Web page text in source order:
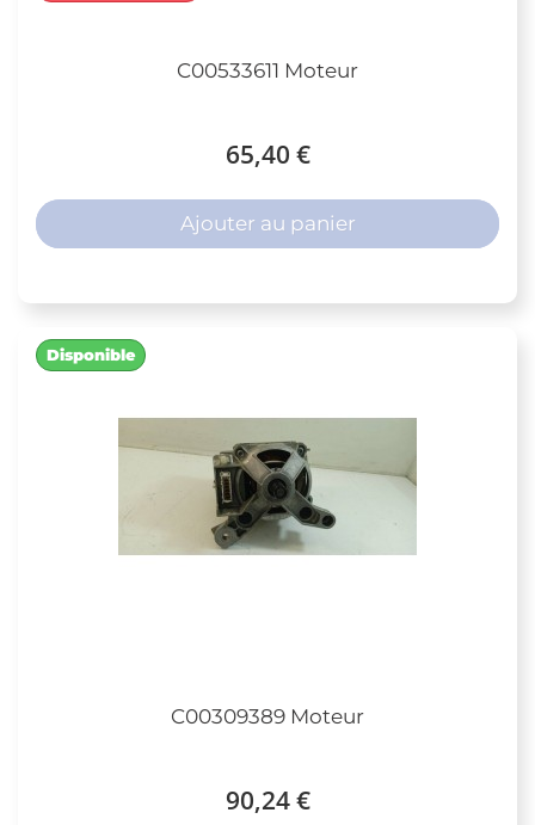
C00533611 Moteur
65,40 €
Ajouter au panier
C00309389 Moteur
90,24 €
Disponible